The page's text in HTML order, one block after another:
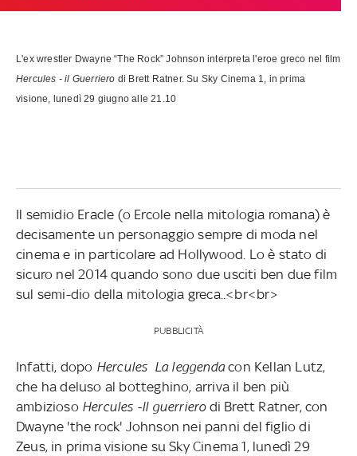
L'ex wrestler Dwayne “The Rock” Johnson interpreta l'eroe greco nel film
Hercules - il Guerriero di Brett Ratner. Su Sky Cinema 1, in prima
visione, lunedì 29 giugno alle 21.10
Il semidio Eracle (o Ercole nella mitologia romana) è
decisamente un personaggio sempre di moda nel
cinema e in particolare ad Hollywood. Lo è stato di
sicuro nel 2014 quando sono due usciti ben due film
sul semi-dio della mitologia greca..<br<br>
PUBBLICITÀ
Infatti, dopo Hercules La leggendacon Kellan Lutz,
che ha deluso al botteghino, arriva il ben più
ambizioso Hercules -Il guerrierodi Brett Ratner, con
Dwayne 'the rock' Johnson nei panni del figlio di
Zeus, in prima visione su Sky Cinema 1, lunedì 29